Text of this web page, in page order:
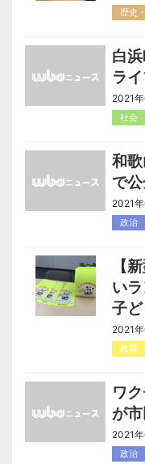
歴史
白
ラ
2021
社会
和
で
2021
政治
【
い
子ど
2021
教育
ワ
が
2021
政治